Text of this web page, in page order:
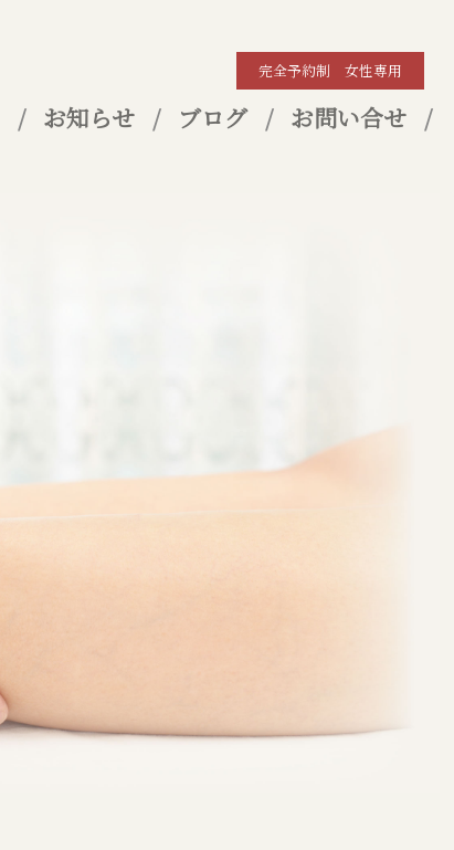
完全予約制 女性専用
お知らせ ブログ お問い合せ